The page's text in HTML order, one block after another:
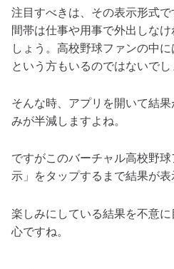
注目すべきは、その表示形式
間帯は仕事や用事で外出しな
しょう。高校野球ファンの中
という方もいるのではないでし
そんな時、アプリを開いて結
みが半減しますよね。
ですがこのバーチャル高校野
示」をタップするまで結果が表
楽しみにしている結果を不意
心ですね。